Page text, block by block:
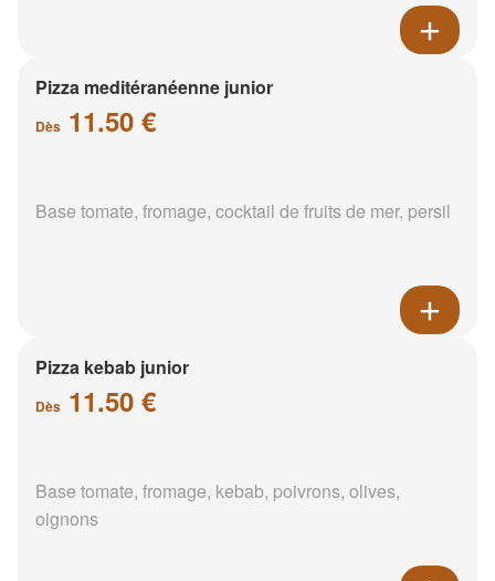
Pizza meditéranéenne junior
Dès 11.50 €
Base tomate, fromage, cocktail de fruits de mer, persil
Pizza kebab junior
Dès 11.50 €
Base tomate, fromage, kebab, poivrons, olives,
oignons